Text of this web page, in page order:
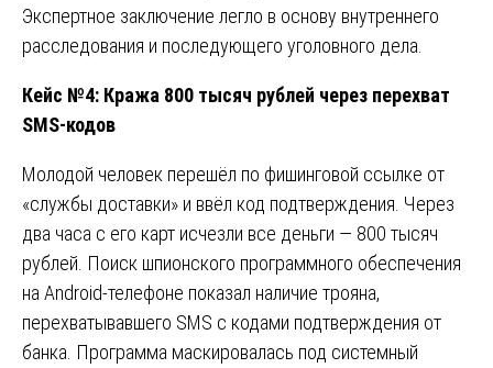
Экспертное заключение легло в основу внутреннего
расследования и последующего уголовного дела.
Кейс №4: Кража 800 тысяч рублей через перехват
SMS-кодов
Молодой человек перешёл по фишинговой ссылке от
«службы доставки» и ввёл код подтверждения. Через
два часа с его карт исчезли все деньги — 800 тысяч
рублей. Поиск шпионского программного обеспечения
на Android-телефоне показал наличие трояна,
перехватывавшего SMS с кодами подтверждения от
банка. Программа маскировалась под системный